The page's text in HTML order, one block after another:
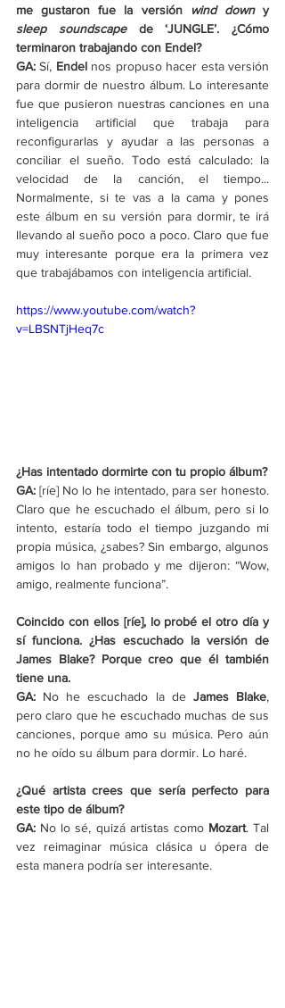
me gustaron fue la versión
wind down
y
sleep soundscape de ‘JUNGLE’. ¿Cómo
terminaron trabajando con Endel?
GA: Sí, Endel nos propuso hacer esta versión
para dormir de nuestro álbum. Lo interesante
fue que pusieron nuestras canciones en una
inteligencia artificial que trabaja para
reconfigurarlas y ayudar a las personas a
conciliar el sueño. Todo está calculado: la
velocidad de la canción, el tiempo...
Normalmente, si te vas a la cama y pones
este álbum en su versión para dormir, te irá
llevando al sueño poco a poco. Claro que fue
muy interesante porque era la primera vez
que trabajábamos con inteligencia artificial.
https://www.youtube.com/watch?
v=LBSNTjHeq7c
¿Has intentado dormirte con tu propio álbum?
GA: [ríe] No lo he intentado, para ser honesto.
Claro que he escuchado el álbum, pero si lo
intento, estaría todo el tiempo juzgando mi
propia música, ¿sabes? Sin embargo, algunos
amigos lo han probado y me dijeron: “Wow,
amigo, realmente funciona”.
Coincido con ellos [ríe], lo probé el otro día y
sí funciona. ¿Has escuchado la versión de
James Blake? Porque creo que él también
tiene una.
GA: No he escuchado la de James Blake,
pero claro que he escuchado muchas de sus
canciones, porque amo su música. Pero aún
no he oído su álbum para dormir. Lo haré.
¿Qué artista crees que sería perfecto para
este tipo de álbum?
GA: No lo sé, quizá artistas como Mozart. Tal
vez reimaginar música clásica u ópera de
esta manera podría ser interesante.